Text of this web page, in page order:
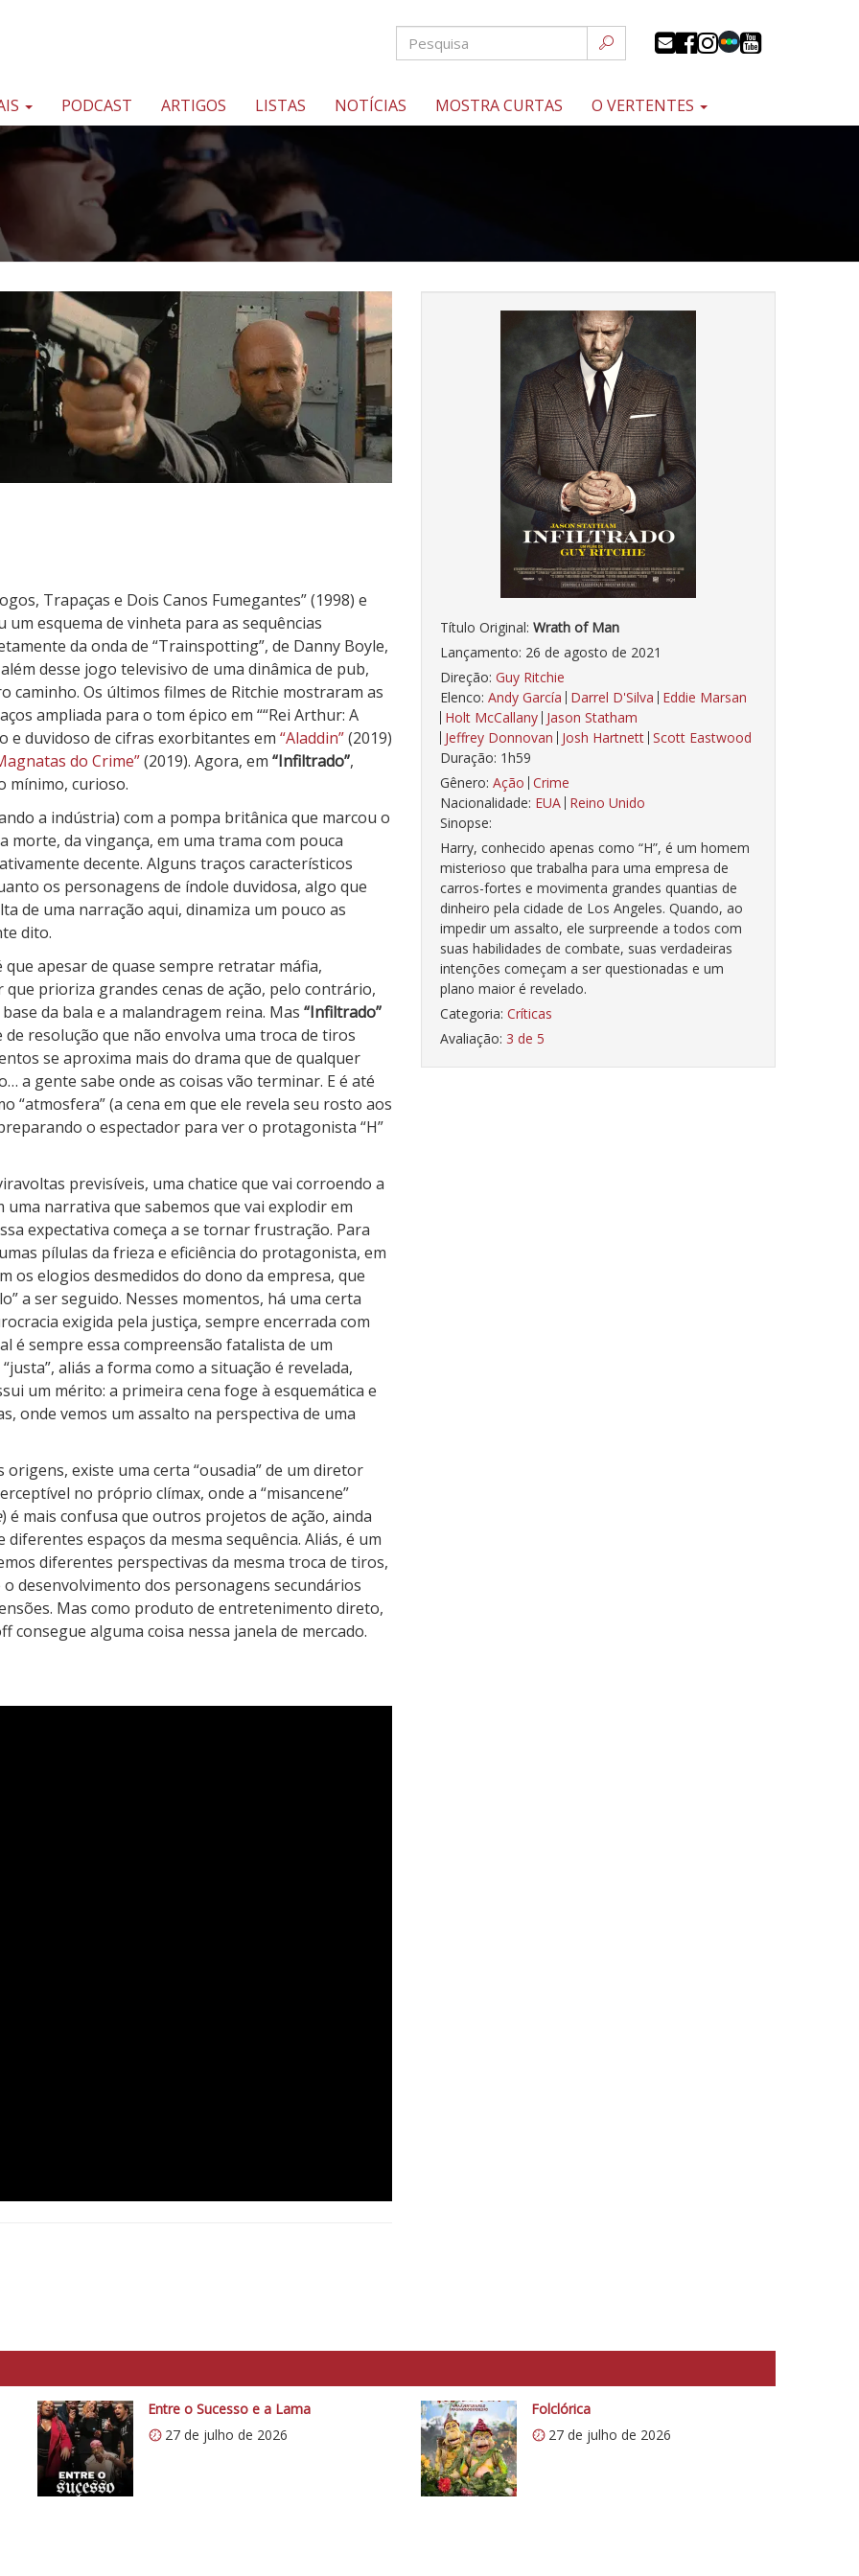
PODCAST ARTIGOS LISTAS NOTÍCIAS MOSTRA CURTAS O VERTENTES
Título Original: Wrath of Man
Lançamento: 26 de agosto de 2021
Direção: Guy Ritchie
Elenco: Andy García Darrel D'Silva Eddie Marsan
Holt McCallany Jason Statham
Jeffrey Donnovan Josh Hartnett Scott Eastwood
Duração: 1h59
Gênero: Ação Crime
Nacionalidade: EUA Reino Unido
Sinopse:
Harry, conhecido apenas como “H”, é um homem
misterioso que trabalha para uma empresa de
carros-fortes e movimenta grandes quantias de
dinheiro pela cidade de Los Angeles. Quando, ao
impedir um assalto, ele surpreende a todos com
suas habilidades de combate, suas verdadeiras
intenções começam a ser questionadas e um
plano maior é revelado.
Categoria: Críticas
Avaliação: 3 de 5
Trapaças e Dois Canos Fumegantes” (1998) e
um esquema de vinheta para as sequências
da onda de “Trainspotting”, de Danny Boyle,
desse jogo televisivo de uma dinâmica de pub,
Os últimos filmes de Ritchie mostraram as
ampliada para o tom épico em ““Rei Arthur: A
e duvidoso de cifras exorbitantes em “Aladdin”(2019)
do Crime”(2019). Agora, em “Infiltrado”,
mínimo, curioso.
a indústria) com a pompa britânica que marcou o
morte, da vingança, em uma trama com pouca
decente. Alguns traços característicos
os personagens de índole duvidosa, algo que
de uma narração aqui, dinamiza um pouco as
dito.
que apesar de quase sempre retratar máfia,
prioriza grandes cenas de ação, pelo contrário,
da bala e a malandragem reina. Mas “Infiltrado”
resolução que não envolva uma troca de tiros
se aproxima mais do drama que de qualquer
a gente sabe onde as coisas vão terminar. E é até
“atmosfera” (a cena em que ele revela seu rosto aos
o espectador para ver o protagonista “H”
previsíveis, uma chatice que vai corroendo a
uma narrativa que sabemos que vai explodir em
expectativa começa a se tornar frustração. Para
pílulas da frieza e eficiência do protagonista, em
os elogios desmedidos do dono da empresa, que
a ser seguido. Nesses momentos, há uma certa
exigida pela justiça, sempre encerrada com
é sempre essa compreensão fatalista de um
aliás a forma como a situação é revelada,
um mérito: a primeira cena foge à esquemática e
onde vemos um assalto na perspectiva de uma
existe uma certa “ousadia” de um diretor
no próprio clímax, onde a “misancene”
) é mais confusa que outros projetos de ação, ainda
espaços da mesma sequência. Aliás, é um
diferentes perspectivas da mesma troca de tiros,
desenvolvimento dos personagens secundários
Mas como produto de entretenimento direto,
consegue alguma coisa nessa janela de mercado.
Entre o Sucesso e a Lama
27 de julho de 2026
Folclórica
27 de julho de 2026